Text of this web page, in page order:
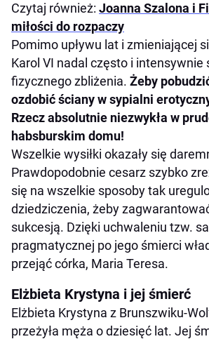
Czytaj również: Joanna Szalona i
miłości do rozpaczy
Pomimo upływu lat i zmieniającej
Karol VI nadal często i intensywnie
fizycznego zbliżenia. Żeby
ozdobić ściany w sypialni
Rzecz absolutnie niezwykła w
habsburskim domu!
Wszelkie wysiłki okazały się
Prawdopodobnie cesarz szybko
się na wszelkie sposoby tak
dziedziczenia, żeby
sukcesją. Dzięki uchwaleniu tzw.
pragmatycznej po jego śmierci
przejąć córka, Maria Teresa.
Elżbieta Krystyna i jej śmierć
Elżbieta Krystyna z Brunszwiku-
przeżyła męża o dziesięć lat. Jej